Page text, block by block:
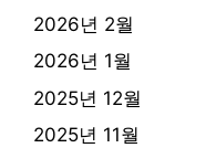
2026년 2월
2026년 1월
2025년 12월
2025년 11월